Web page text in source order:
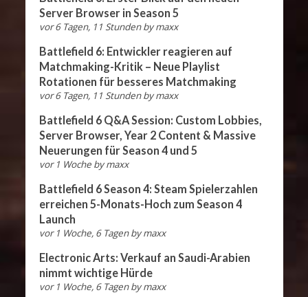
Server Browser in Season 5
vor 6 Tagen, 11 Stunden bymaxx
Battlefield 6: Entwickler reagieren auf
Matchmaking-Kritik – Neue Playlist
Rotationen für besseres Matchmaking
vor 6 Tagen, 11 Stunden bymaxx
Battlefield 6 Q&A Session: Custom Lobbies,
Server Browser, Year 2 Content & Massive
Neuerungen für Season 4 und 5
vor 1 Woche bymaxx
Battlefield 6 Season 4: Steam Spielerzahlen
erreichen 5-Monats-Hoch zum Season 4
Launch
vor 1 Woche, 6 Tagen bymaxx
Electronic Arts: Verkauf an Saudi-Arabien
nimmt wichtige Hürde
vor 1 Woche, 6 Tagen bymaxx